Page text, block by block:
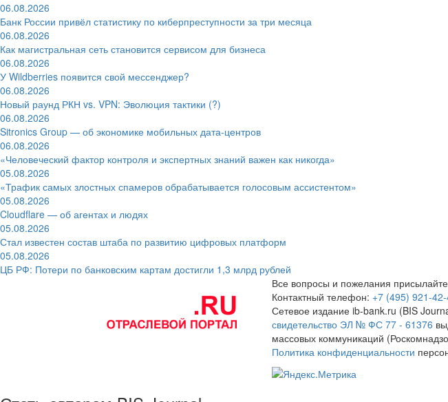
06.08.2026
Банк России привёл статистику по киберпреступности за три месяца
06.08.2026
Как магистральная сеть становится сервисом для бизнеса
06.08.2026
У Wildberries появится свой мессенджер?
06.08.2026
Новый раунд РКН vs. VPN: Эволюция тактики (?)
06.08.2026
Sitronics Group — об экономике мобильных дата-центров
06.08.2026
«Человеческий фактор контроля и экспертных знаний важен как никогда»
05.08.2026
«Трафик самых злостных спамеров обрабатывается голосовым ассистентом»
05.08.2026
Cloudflare — об агентах и людях
05.08.2026
Стал известен состав штаба по развитию цифровых платформ
05.08.2026
ЦБ РФ: Потери по банковским картам достигли 1,3 млрд рублей
Все вопросы и пожелания
Контактный телефон: +7 (495) 921-
Сетевое издание ib-bank.ru (BIS
свидетельство ЭЛ № ФС 77 - 61376
массовых коммуникаций
Политика конфиденциальности